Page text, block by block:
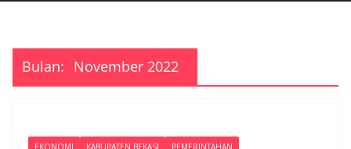
Bulan: November 2022
EKONOMI KABUPATEN BEKASI PEMERINTAHAN